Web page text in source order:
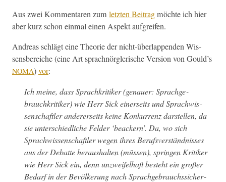
Aus zwei Kom­mentaren zum let­zten Beitragmöchte ich hier
aber kurz schon ein­mal einen Aspekt aufgreifen.
Andreas schlägt eine The­o­rie der nicht-über­lap­pen­den Wis­
sens­bere­iche (eine Art sprach­nör­g­lerische Ver­sion von Gould’s
NOMA)vor:
Ich meine, dass Sprachkri­tik­er (genauer: Sprachge­
brauchkri­tik­er) wie Herr Sick ein­er­seits und Sprach­wis­
senschaftler ander­er­seits keine Konkur­renz darstellen, da
sie unter­schiedliche Felder ‘beack­ern’. Da, wo sich
Sprach­wis­senschaftler wegen ihres Berufsver­ständ­niss­es
aus der Debat­te her­aushal­ten (müssen), sprin­gen Kri­tik­er
wie Herr Sick ein, denn unzweifel­haft beste­ht ein großer
Bedarf in der Bevölkerung nach Sprachge­brauchssicher­